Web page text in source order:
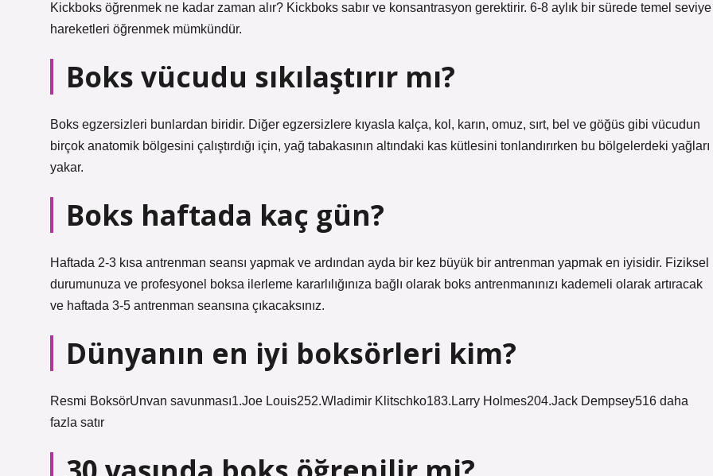
Kickboks öğrenmek ne kadar zaman alır? Kickboks sabır ve konsantrasyon gerektirir. 6-8 aylık bir sürede temel seviye
hareketleri öğrenmek mümkündür.
Boks vücudu sıkılaştırır mı?
Boks egzersizleri bunlardan biridir. Diğer egzersizlere kıyasla kalça, kol, karın, omuz, sırt, bel ve göğüs gibi vücudun
birçok anatomik bölgesini çalıştırdığı için, yağ tabakasının altındaki kas kütlesini tonlandırırken bu bölgelerdeki yağları
yakar.
Boks haftada kaç gün?
Haftada 2-3 kısa antrenman seansı yapmak ve ardından ayda bir kez büyük bir antrenman yapmak en iyisidir. Fiziksel
durumunuza ve profesyonel boksa ilerleme kararlılığınıza bağlı olarak boks antrenmanınızı kademeli olarak artıracak
ve haftada 3-5 antrenman seansına çıkacaksınız.
Dünyanın en iyi boksörleri kim?
Resmi BoksörUnvan savunması1.Joe Louis252.Wladimir Klitschko183.Larry Holmes204.Jack Dempsey516 daha
fazla satır